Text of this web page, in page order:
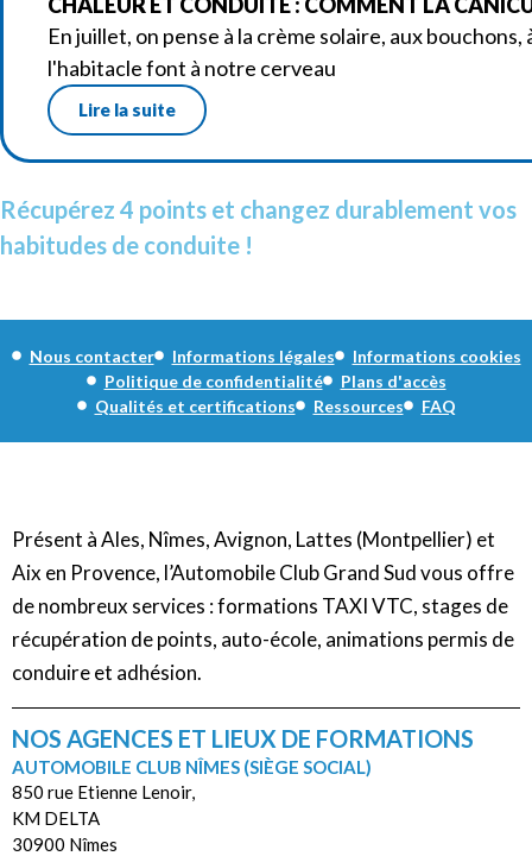
En juillet, on pense à la crème solaire, aux
l'habitacle font à notre cerveau
Lire la suite
Récupérez 4 points et changez durablement vos
habitudes de conduite !
Nous contacter Informations légales
Informations cookies
Politique de confidentialité
Plans d'accès
Qualités et certifications
Ressources FAQ
Présent à Ales, Nîmes, Avignon, Lattes (Montpellier) et
Aix en Provence, l’Automobile Club Grand Sud vous offre
de nombreux services : formations TAXI VTC, stages de
récupération de points, auto-école, animations permis de
conduire et adhésion.
NOS AGENCES ET LIEUX DE FORMATIONS
AUTOMOBILE CLUB NÎMES (SIÈGE SOCIAL)
850 rue Etienne Lenoir,
KM DELTA
30900 Nîmes